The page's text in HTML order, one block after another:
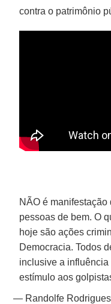
contra o patrimônio
NÃO é
pessoas de bem. O
hoje são ações
Democracia. Todos
inclusive a
estímulo aos
— Randolfe